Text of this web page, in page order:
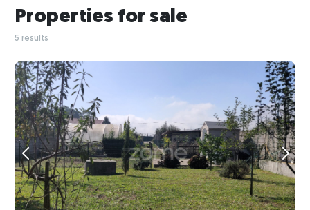
Properties for sale
5 results